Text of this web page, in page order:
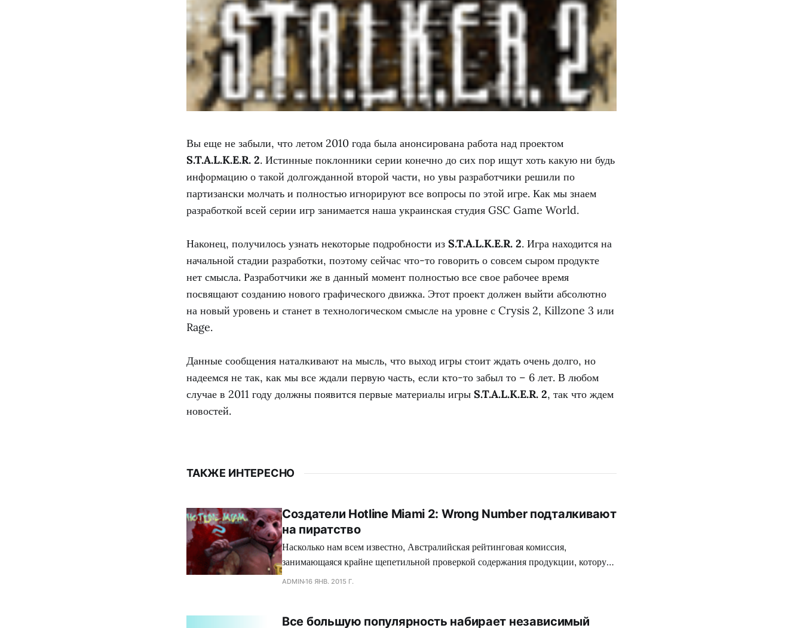
Вы еще не забыли, что летом 2010 года была анонсирована работа над проектом
S.T.A.L.K.E.R. 2. Истинные поклонники серии конечно до сих пор ищут хоть какую ни будь
информацию о такой долгожданной второй части, но увы разработчики решили по
партизански молчать и полностью игнорируют все вопросы по этой игре. Как мы знаем
разработкой всей серии игр занимается наша украинская студия GSC Game World.
Наконец, получилось узнать некоторые подробности из S.T.A.L.K.E.R. 2. Игра находится на
начальной стадии разработки, поэтому сейчас что-то говорить о совсем сыром продукте
нет смысла. Разработчики же в данный момент полностью все свое рабочее время
посвящают созданию нового графического движка. Этот проект должен выйти абсолютно
на новый уровень и станет в технологическом смысле на уровне с Crysis 2, Killzone 3 или
Rage.
Данные сообщения наталкивают на мысль, что выход игры стоит ждать очень долго, но
надеемся не так, как мы все ждали первую часть, если кто-то забыл то – 6 лет. В любом
случае в 2011 году должны появится первые материалы игры S.T.A.L.K.E.R. 2, так что ждем
новостей.
ТАКЖЕ ИНТЕРЕСНО
Создатели Hotline Miami 2: Wrong Number подталкивают
на пиратство
Насколько нам всем известно, Австралийская рейтинговая комиссия,
занимающаяся крайне щепетильной проверкой содержания продукции, которую
производит современная игровая индустрия, подвергает жесткой цензуре
зеленного континента. Так сказать, под нож могло попасть свежее творение
ADMIN16 ЯНВ. 2015 Г.
Все большую популярность набирает независимый